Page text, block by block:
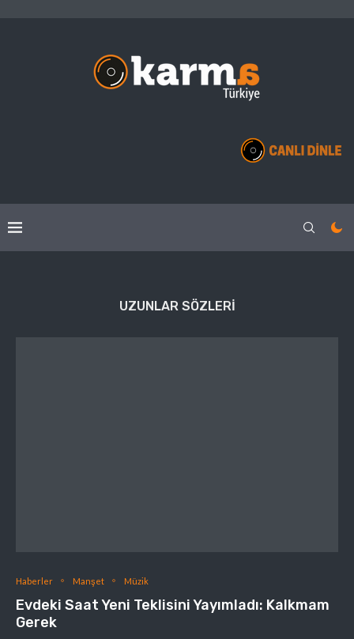
UZUNLAR SÖZLERI
Haberler Manşet Müzik
Evdeki Saat Yeni Teklisini Yayımladı: Kalkmam
Gerek